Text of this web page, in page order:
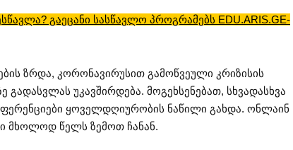
გაეცანი სასწავლო პროგრამებს EDU.ARIS.GE-
ზრდა, კორონავირუსით გამოწვეული კრიზისის
გადასვლას უკავშირდება. მოგეხსენებათ, სხვადასხვა
ყოველდღიურობის ნაწილი გახდა. ონლაინ
მხოლოდ წელს ზემოთ ჩანან.